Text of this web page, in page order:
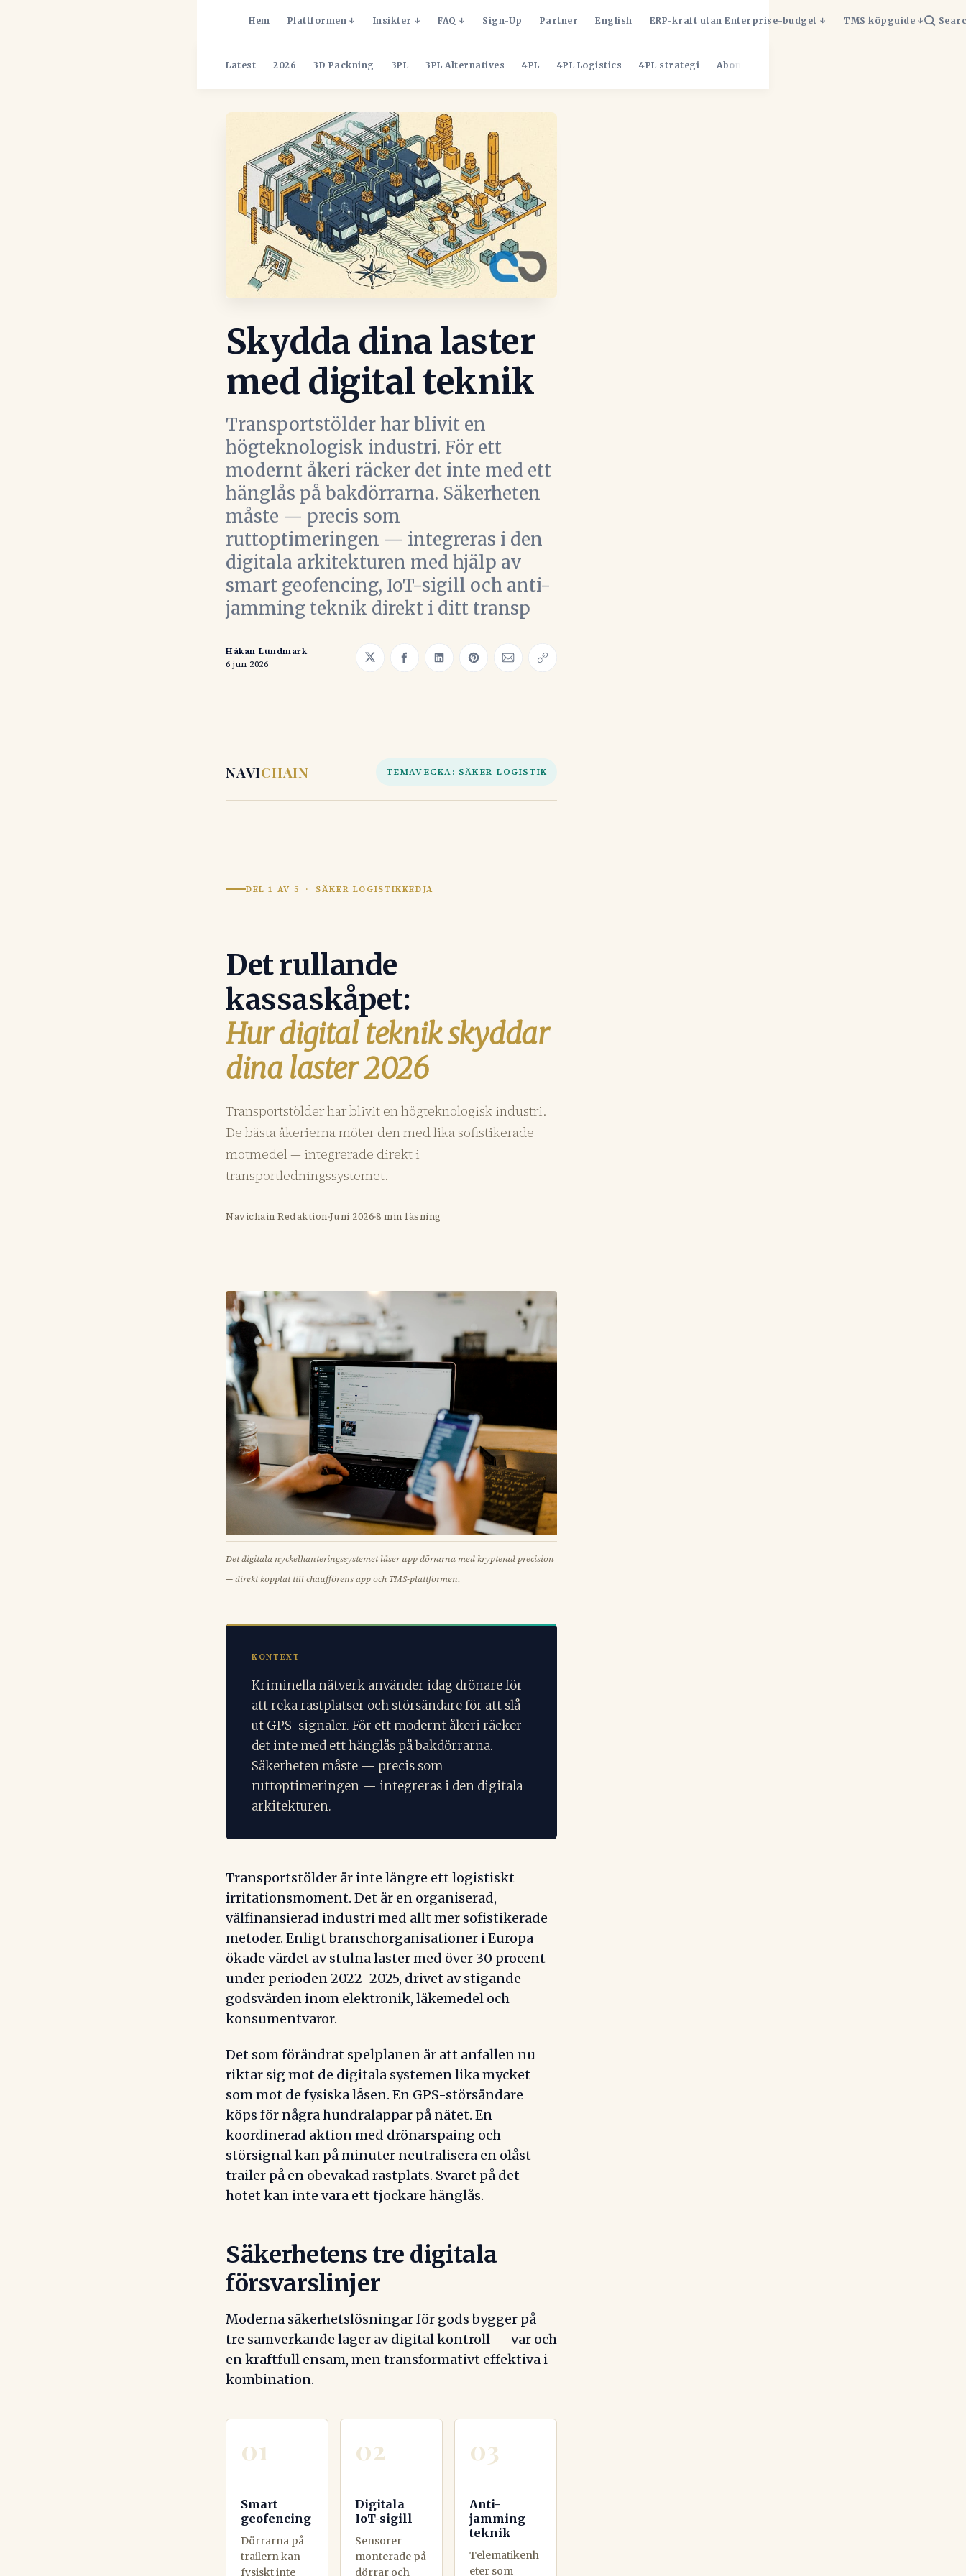
Hem Plattformen Insikter FAQ Sign-Up Partner English ERP-kraft utan Enterprise-budget TMS köpguide
Latest 2026 3D Packning 3PL 3PL Alternatives 4PL 4PL Logistics 4PL strategi Abonnemang
Skydda dina laster
med digital teknik
Transportstölder har blivit en
högteknologisk industri. För ett
modernt åkeri räcker det inte med ett
hänglås på bakdörrarna. Säkerheten
måste — precis som
ruttoptimeringen — integreras i den
digitala arkitekturen med hjälp av
smart geofencing, IoT-sigill och anti-
jamming teknik direkt i ditt transp
Håkan Lundmark
6 jun 2026
Share on Twitter
Share on Facebook
Share on LinkedIn
Share on Pinterest
Share via Email
Copy link
NAVICHAIN TEMAVECKA: SÄKER LOGISTIK
DEL 1 AV 5 · SÄKER LOGISTIKKEDJA
Det rullande
kassaskåpet:
Hur digital teknik skyddar
dina laster 2026
Transportstölder har blivit en högteknologisk industri.
De bästa åkerierna möter den med lika sofistikerade
motmedel — integrerade direkt i
transportledningssystemet.
Navichain Redaktion Juni 20268 min läsning
Det digitala nyckelhanteringssystemet låser upp dörrarna med krypterad precision
— direkt kopplat till chaufförens app och TMS-plattformen.
KONTEXT
Kriminella nätverk använder idag drönare för
att reka rastplatser och störsändare för att slå
ut GPS-signaler. För ett modernt åkeri räcker
det inte med ett hänglås på bakdörrarna.
Säkerheten måste — precis som
ruttoptimeringen — integreras i den digitala
arkitekturen.
Transportstölder är inte längre ett logistiskt
irritationsmoment. Det är en organiserad,
välfinansierad industri med allt mer sofistikerade
metoder. Enligt branschorganisationer i Europa
ökade värdet av stulna laster med över 30 procent
under perioden 2022–2025, drivet av stigande
godsvärden inom elektronik, läkemedel och
konsumentvaror.
Det som förändrat spelplanen är att anfallen nu
riktar sig mot de digitala systemen lika mycket
som mot de fysiska låsen. En GPS-störsändare
köps för några hundralappar på nätet. En
koordinerad aktion med drönarspaing och
störsignal kan på minuter neutralisera en olåst
trailer på en obevakad rastplats. Svaret på det
hotet kan inte vara ett tjockare hänglås.
Säkerhetens tre digitala
försvarslinjer
Moderna säkerhetslösningar för gods bygger på
tre samverkande lager av digital kontroll — var och
en kraftfull ensam, men transformativt effektiva i
kombination.
01
Smart
geofencing
Dörrarna på
trailern kan
fysiskt inte
02
Digitala
IoT-sigill
Sensorer
monterade på
dörrar och
03
Anti-
jamming
teknik
Telematikenh
eter som